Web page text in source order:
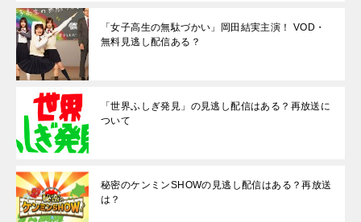
「女子高生の無駄づかい」岡田結実主演！ VOD・
無料見逃し配信ある？
「世界ふしぎ発見」の見逃し配信はある？再放送に
ついて
秘密のケンミンSHOWの見逃し配信はある？再放送
は？